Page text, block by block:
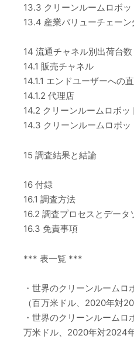
13.3 クリーンルームロボ
13.4 産業バリューチェーン
14 流通チャネル別出荷台数
14.1 販売チャネル
14.1.1 エンドユーザーへの
14.1.2 代理店
14.2 クリーンルームロボ
14.3 クリーンルームロボッ
15 調査結果と結論
16 付録
16.1 調査方法
16.2 調査プロセスとデータ
16.3 免責事項
*** 表一覧 ***
・世界のクリーンルーム
（百万米ドル、2020年対
・世界のクリーンルーム
万米ドル、2020年対2024